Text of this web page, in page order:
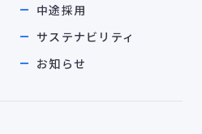
中途採用
サステナビリティ
お知らせ